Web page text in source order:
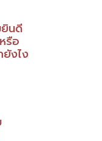
นดี
รือ
งไง